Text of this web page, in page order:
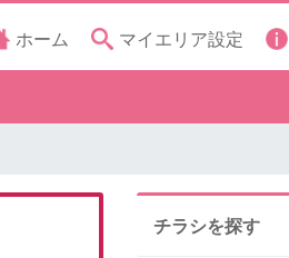
ホーム マイエリア設定
チラシを探す